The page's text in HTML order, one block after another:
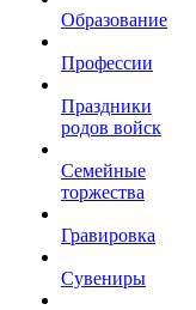
Образование
Профессии
Праздники
родов войск
Семейные
торжества
Гравировка
Сувениры